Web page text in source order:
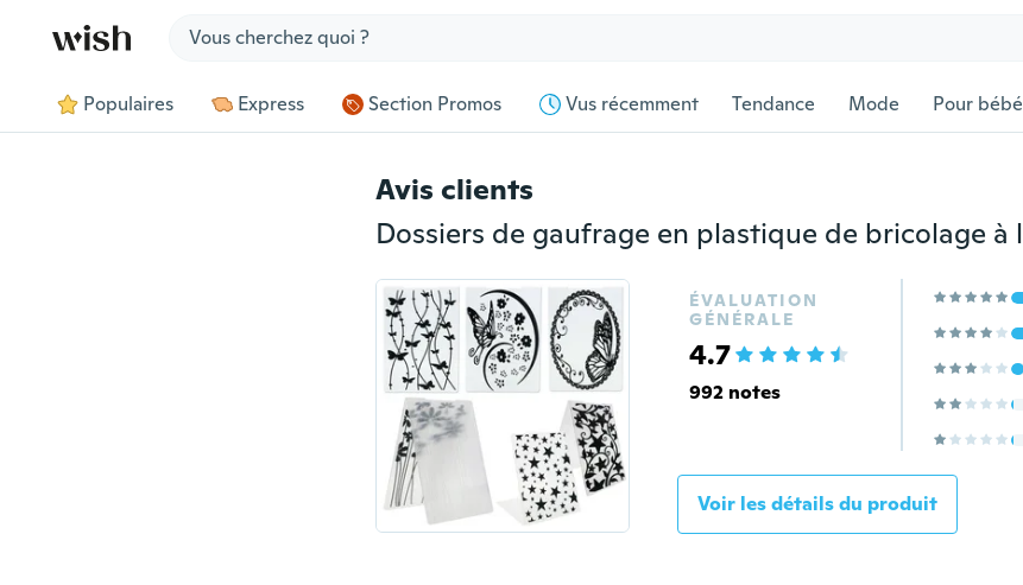
Populaires Express Section Promos Vus récemment Tendance Mode Pour bébé
Avis clients
ÉVALUATION
GÉNÉRALE
4.7
992 notes
Voir les détails du produit